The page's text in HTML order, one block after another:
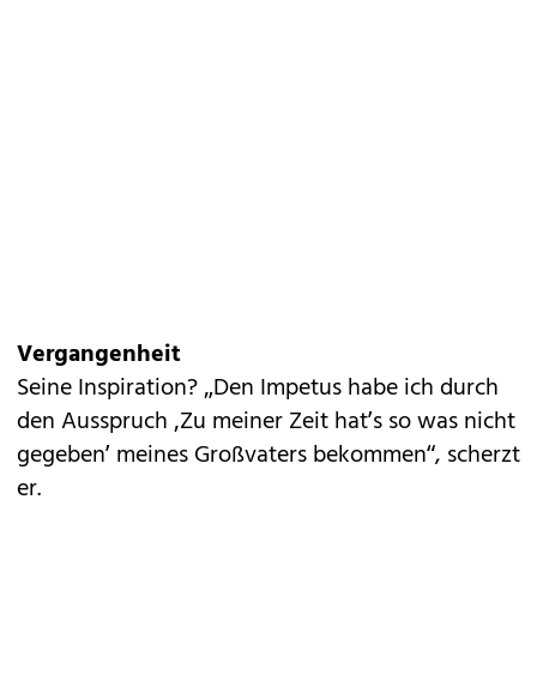
Vergangenheit
Seine Inspiration? „Den Impetus habe ich durch
den Ausspruch ‚Zu meiner Zeit hat’s so was nicht
gegeben’ meines Großvaters bekommen“, scherzt
er.